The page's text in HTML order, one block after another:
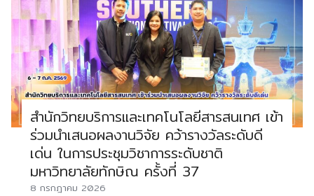
สำนักวิทยบริการและเทคโนโลยีสารสนเทศ เข้า
ร่วมนำเสนอผลงานวิจัย คว้ารางวัลระดับดี
เด่น ในการประชุมวิชาการระดับชาติ
มหาวิทยาลัยทักษิณ ครั้งที่ 37
8 กรกฎาคม 2026